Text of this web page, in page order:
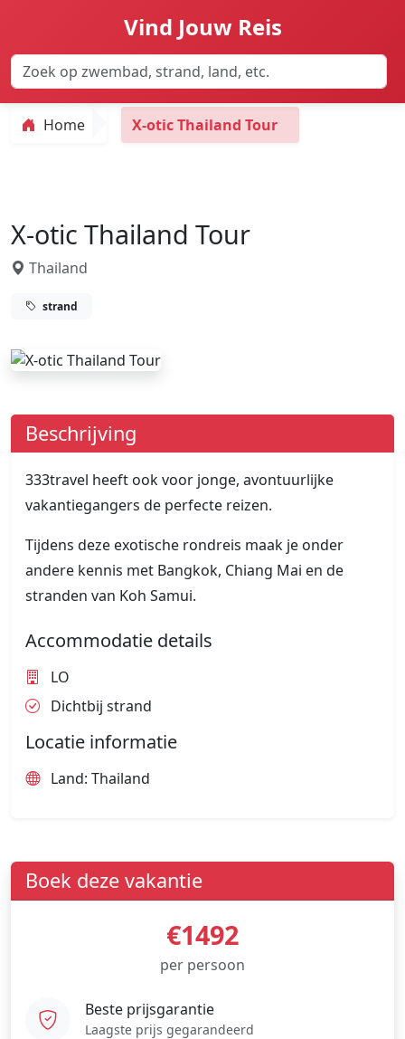
Vind Jouw Reis
Home X-otic Thailand Tour
X-otic Thailand Tour
Thailand
strand
Beschrijving
333travel heeft ook voor jonge, avontuurlijke
vakantiegangers de perfecte reizen.
Tijdens deze exotische rondreis maak je onder
andere kennis met Bangkok, Chiang Mai en de
stranden van Koh Samui.
Accommodatie details
LO
Dichtbij strand
Locatie informatie
Land: Thailand
Boek deze vakantie
€1492
per persoon
Beste prijsgarantie
Laagste prijs gegarandeerd